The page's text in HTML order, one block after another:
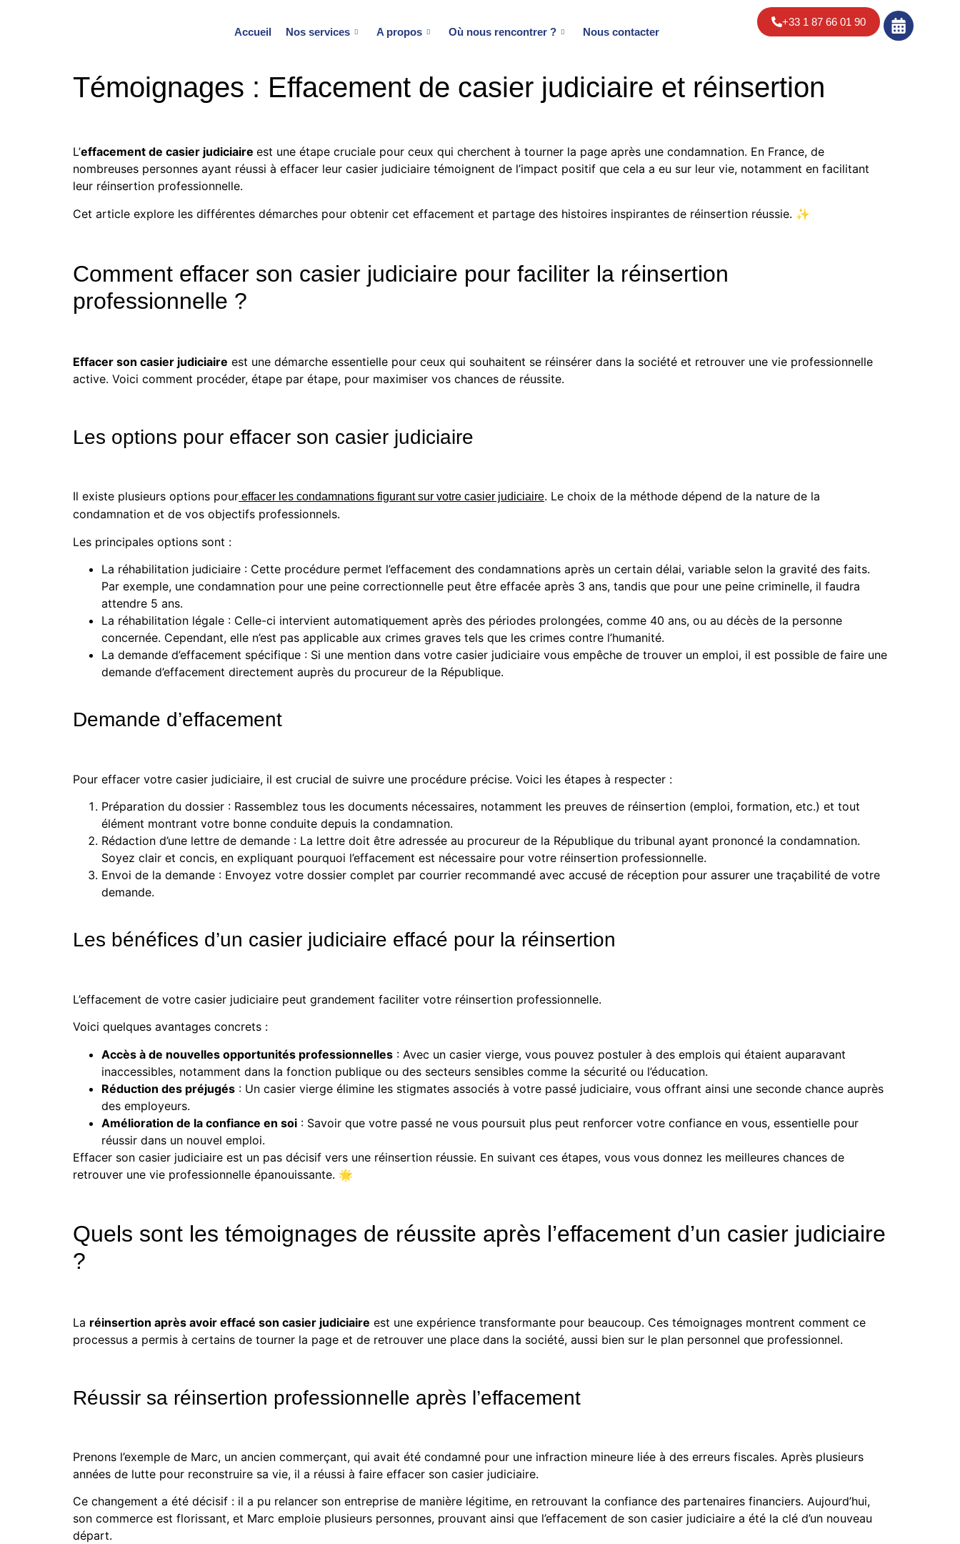
Accueil Nos services A propos Où nous rencontrer ? Nous contacter
+33 1 87 66 01 90
Témoignages : Effacement de casier judiciaire et réinsertion
L’effacement de casier judiciaire est une étape cruciale pour ceux qui cherchent à tourner la page après une condamnation. En France, de
nombreuses personnes ayant réussi à effacer leur casier judiciaire témoignent de l’impact positif que cela a eu sur leur vie, notamment en facilitant
leur réinsertion professionnelle.
Cet article explore les différentes démarches pour obtenir cet effacement et partage des histoires inspirantes de réinsertion réussie. ✨
Comment effacer son casier judiciaire pour faciliter la réinsertion
professionnelle ?
Effacer son casier judiciaire est une démarche essentielle pour ceux qui souhaitent se réinsérer dans la société et retrouver une vie professionnelle
active. Voici comment procéder, étape par étape, pour maximiser vos chances de réussite.
Les options pour effacer son casier judiciaire
Il existe plusieurs options pour effacer les condamnations figurant sur votre casier judiciaire. Le choix de la méthode dépend de la nature de la
condamnation et de vos objectifs professionnels.
Les principales options sont :
La réhabilitation judiciaire : Cette procédure permet l’effacement des condamnations après un certain délai, variable selon la gravité des faits.
Par exemple, une condamnation pour une peine correctionnelle peut être effacée après 3 ans, tandis que pour une peine criminelle, il faudra
attendre 5 ans.
La réhabilitation légale : Celle-ci intervient automatiquement après des périodes prolongées, comme 40 ans, ou au décès de la personne
concernée. Cependant, elle n’est pas applicable aux crimes graves tels que les crimes contre l’humanité.
La demande d’effacement spécifique : Si une mention dans votre casier judiciaire vous empêche de trouver un emploi, il est possible de faire une
demande d’effacement directement auprès du procureur de la République.
Demande d’effacement
Pour effacer votre casier judiciaire, il est crucial de suivre une procédure précise. Voici les étapes à respecter :
Préparation du dossier : Rassemblez tous les documents nécessaires, notamment les preuves de réinsertion (emploi, formation, etc.) et tout
élément montrant votre bonne conduite depuis la condamnation.
Rédaction d’une lettre de demande : La lettre doit être adressée au procureur de la République du tribunal ayant prononcé la condamnation.
Soyez clair et concis, en expliquant pourquoi l’effacement est nécessaire pour votre réinsertion professionnelle.
Envoi de la demande : Envoyez votre dossier complet par courrier recommandé avec accusé de réception pour assurer une traçabilité de votre
demande.
Les bénéfices d’un casier judiciaire effacé pour la réinsertion
L’effacement de votre casier judiciaire peut grandement faciliter votre réinsertion professionnelle.
Voici quelques avantages concrets :
Accès à de nouvelles opportunités professionnelles : Avec un casier vierge, vous pouvez postuler à des emplois qui étaient auparavant
inaccessibles, notamment dans la fonction publique ou des secteurs sensibles comme la sécurité ou l’éducation.
Réduction des préjugés : Un casier vierge élimine les stigmates associés à votre passé judiciaire, vous offrant ainsi une seconde chance auprès
des employeurs.
Amélioration de la confiance en soi : Savoir que votre passé ne vous poursuit plus peut renforcer votre confiance en vous, essentielle pour
réussir dans un nouvel emploi.
Effacer son casier judiciaire est un pas décisif vers une réinsertion réussie. En suivant ces étapes, vous vous donnez les meilleures chances de
retrouver une vie professionnelle épanouissante. 🌟
Quels sont les témoignages de réussite après l’effacement d’un casier judiciaire
?
La réinsertion après avoir effacé son casier judiciaire est une expérience transformante pour beaucoup. Ces témoignages montrent comment ce
processus a permis à certains de tourner la page et de retrouver une place dans la société, aussi bien sur le plan personnel que professionnel.
Réussir sa réinsertion professionnelle après l’effacement
Prenons l’exemple de Marc, un ancien commerçant, qui avait été condamné pour une infraction mineure liée à des erreurs fiscales. Après plusieurs
années de lutte pour reconstruire sa vie, il a réussi à faire effacer son casier judiciaire.
Ce changement a été décisif : il a pu relancer son entreprise de manière légitime, en retrouvant la confiance des partenaires financiers. Aujourd’hui,
son commerce est florissant, et Marc emploie plusieurs personnes, prouvant ainsi que l’effacement de son casier judiciaire a été la clé d’un nouveau
départ.